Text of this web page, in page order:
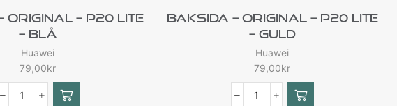
Original – P20 Lite
– Blå
Huawei
79,00kr
Baksida – Original – P20 Lite
– Guld
Huawei
79,00kr